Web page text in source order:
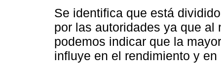
Se identifica que está
por las autoridades ya que
podemos indicar que la
influye en el rendimiento y